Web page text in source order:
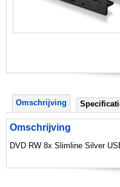
Omschrijving
Omschrijving
DVD RW 8x Slimline Silver